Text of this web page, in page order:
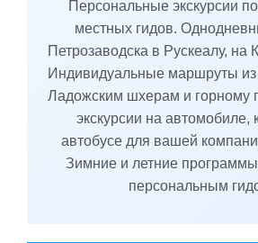
Персональные экскурсии
местных гидов.
Петрозаводска в Рускеалу,
Индивидуальные маршруты
Ладожским шхерам и горному
экскурсии на автомобиле,
автобусе для вашей
Зимние и летние программы
персональным